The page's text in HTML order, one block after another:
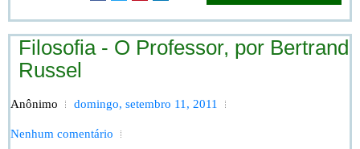
Filosofia - O Professor, por Bertrand
Russel
Anônimo domingo, setembro 11, 2011
Nenhum comentário